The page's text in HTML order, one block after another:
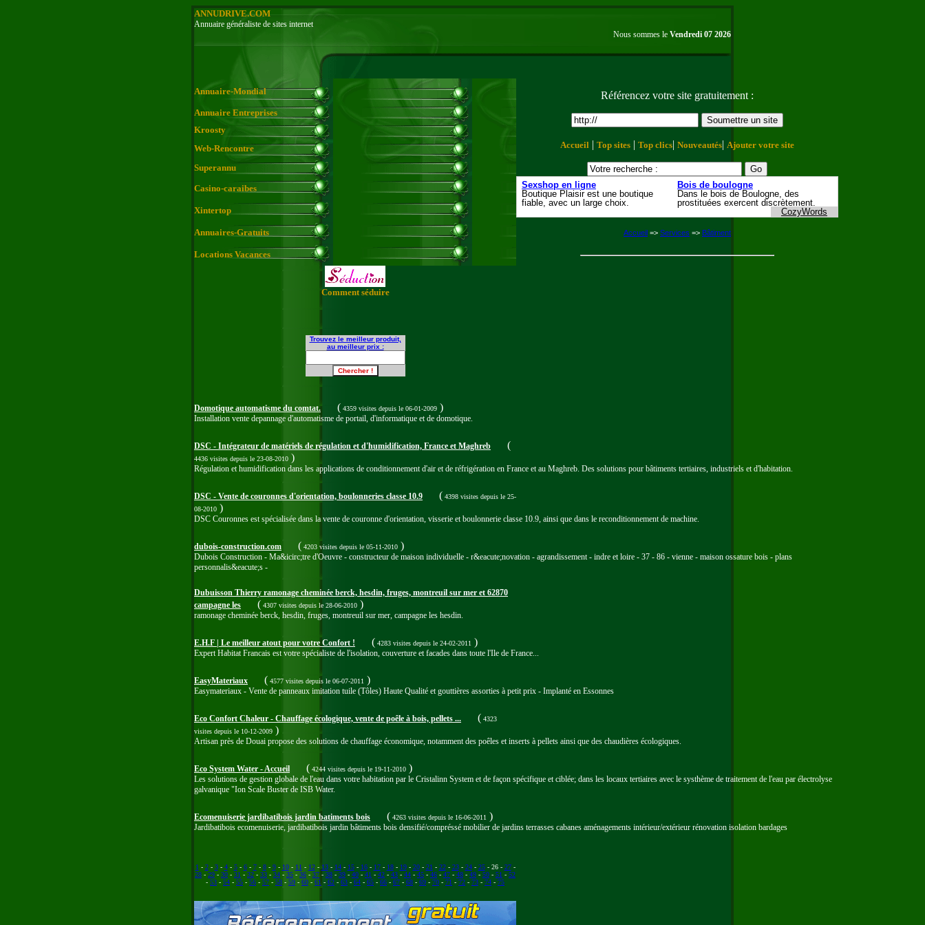
ANNUDRIVE.COM
Annuaire généraliste de sites internet
Nous sommes le Vendredi 07 2026
Annuaire-Mondial
Annuaire Entreprises
Kroosty
Web-Rencontre
Superannu
Casino-caraibes
Xintertop
Annuaires-Gratuits
Locations Vacances
Comment séduire
Trouvez le meilleur produit,
au meilleur prix :
Référencez votre site gratuitement :
Accueil | Top sites | Top clics| Nouveautés| Ajouter votre site
Accueil => Services => Bâtiment
Domotique automatisme du comtat.( 4359 visites depuis le 06-01-2009 )
Installation vente depannage d'automatisme de portail, d'informatique et de domotique.
DSC - Intégrateur de matériels de régulation et d'humidification, France et Maghreb (
4436 visites depuis le 23-08-2010 )
Régulation et humidification dans les applications de conditionnement d'air et de réfrigération en France et au Maghreb. Des solutions pour bâtiments tertiaires, industriels et d'habitation.
DSC - Vente de couronnes d'orientation, boulonneries classe 10.9 ( 4398 visites depuis le 25-
08-2010 )
DSC Couronnes est spécialisée dans la vente de couronne d'orientation, visserie et boulonnerie classe 10.9, ainsi que dans le reconditionnement de machine.
dubois-construction.com ( 4203 visites depuis le 05-11-2010 )
Dubois Construction - Ma&icirc;tre d'Oeuvre - constructeur de maison individuelle - r&eacute;novation - agrandissement - indre et loire - 37 - 86 - vienne - maison ossature bois - plans
personnalis&eacute;s -
Dubuisson Thierry ramonage cheminée berck, hesdin, fruges, montreuil sur mer et 62870
campagne les
( 4307 visites depuis le 28-06-2010 )
ramonage cheminée berck, hesdin, fruges, montreuil sur mer, campagne les hesdin.
E.H.F | Le meilleur atout pour votre Confort ! ( 4283 visites depuis le 24-02-2011 )
Expert Habitat Francais est votre spécialiste de l'isolation, couverture et facades dans toute l'Ile de France...
EasyMateriaux ( 4577 visites depuis le 06-07-2011 )
Easymateriaux - Vente de panneaux imitation tuile (Tôles) Haute Qualité et gouttières assorties à petit prix - Implanté en Essonnes
Eco Confort Chaleur - Chauffage écologique, vente de poêle à bois, pellets ... ( 4323
visites depuis le 10-12-2009 )
Artisan près de Douai propose des solutions de chauffage économique, notamment des poêles et inserts à pellets ainsi que des chaudières écologiques.
Eco System Water - Accueil ( 4244 visites depuis le 19-11-2010 )
Les solutions de gestion globale de l'eau dans votre habitation par le Cristalinn System et de façon spécifique et ciblée; dans les locaux tertiaires avec le systhème de traitement de l'eau par électrolyse
galvanique "Ion Scale Buster de ISB Water.
Ecomenuiserie jardibatibois jardin batiments bois ( 4263 visites depuis le 16-06-2011 )
Jardibatibois ecomenuiserie, jardibatibois jardin bâtiments bois densifié/compréssé mobilier de jardins terrasses cabanes aménagements intérieur/extérieur rénovation isolation bardages
1 - 2- 3- 4- 5- 6- 7- 8- 9- 10- 11 - 12-13- 14- 15- 16- 17- 18- 19- 20- 21 - 22- 23- 24- 25- 26 - 27-
28 - 29 - 30 - 31 - 32 - 33 - 34 - 35 - 36 - 37 - 38 - 39 - 40 - 41 - 42 - 43 - 44 - 45 - 46 - 47 - 48 - 49 - 50 - 51 - 52
- 53 - 54 - 55 - 56 - 57 - 58 - 59 - 60 - 61 - 62 - 63 - 64 - 65 - 66 - 67 - 68 - 69 - 70 - 71 - 72 - 73 - 74 - 75